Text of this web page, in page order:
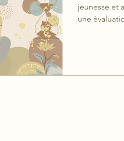
jeunesse et
une